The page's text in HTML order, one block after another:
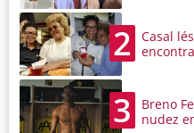
2
Casal
3
Breno
nudez